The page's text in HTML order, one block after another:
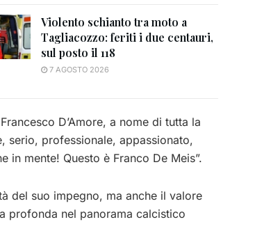
Violento schianto tra moto a
Tagliacozzo: feriti i due centauri,
sul posto il 118
7 AGOSTO 2026
D’Amore, a nome di tutta la
serio, professionale, appassionato,
mente! Questo è Franco De Meis”.
del suo impegno, ma anche il valore
profonda nel panorama calcistico